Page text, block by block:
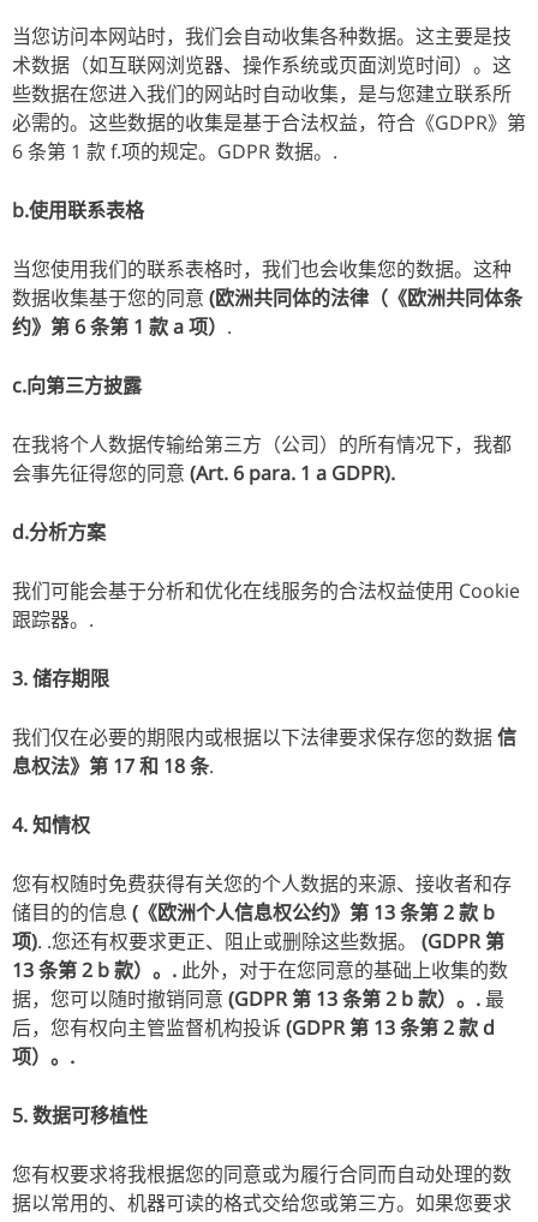
当您访问本网站时，我们会自动收集各种数据。这主要是技
术数据（如互联网浏览器、操作系统或页面浏览时间）。这
些数据在您进入我们的网站时自动收集，是与您建立联系所
必需的。这些数据的收集是基于合法权益，符合《GDPR》第
6 条第 1 款 f.项的规定。GDPR 数据。.
b.使用联系表格
当您使用我们的联系表格时，我们也会收集您的数据。这种
数据收集基于您的同意 (欧洲共同体的法律（《欧洲共同体条
约》第 6 条第 1 款 a 项） .
c.向第三方披露
在我将个人数据传输给第三方（公司）的所有情况下，我都
会事先征得您的同意 (Art. 6 para. 1 a GDPR).
d.分析方案
我们可能会基于分析和优化在线服务的合法权益使用 Cookie
跟踪器。.
3. 储存期限
我们仅在必要的期限内或根据以下法律要求保存您的数据信
息权法》第 17 和 18 条.
4. 知情权
您有权随时免费获得有关您的个人数据的来源、接收者和存
储目的的信息 (《欧洲个人信息权公约》第 13 条第 2 款 b
项). .您还有权要求更正、阻止或删除这些数据。 (GDPR 第
13 条第 2 b 款）。. 此外，对于在您同意的基础上收集的数
据，您可以随时撤销同意 (GDPR 第 13 条第 2 b 款）。.最
后，您有权向主管监督机构投诉(GDPR 第 13 条第 2 款 d
项）。.
5. 数据可移植性
您有权要求将我根据您的同意或为履行合同而自动处理的数
据以常用的、机器可读的格式交给您或第三方。如果您要求